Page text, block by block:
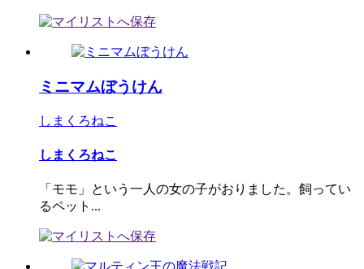
ミニマムぼうけん
しまくろねこ
しまくろねこ
「モモ」という一人の女の子がおりました。飼ってい
るペット...